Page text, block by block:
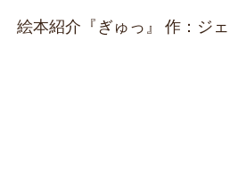
絵本紹介『ぎゅっ』 作：ジ